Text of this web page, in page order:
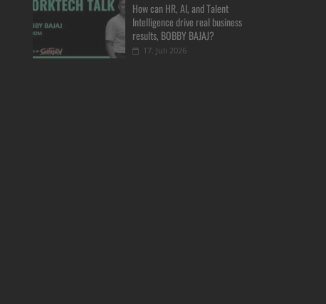
How can HR, AI, and Talent
Intelligence drive real business
results, BOBBY BAJAJ?
17. Juli 2026